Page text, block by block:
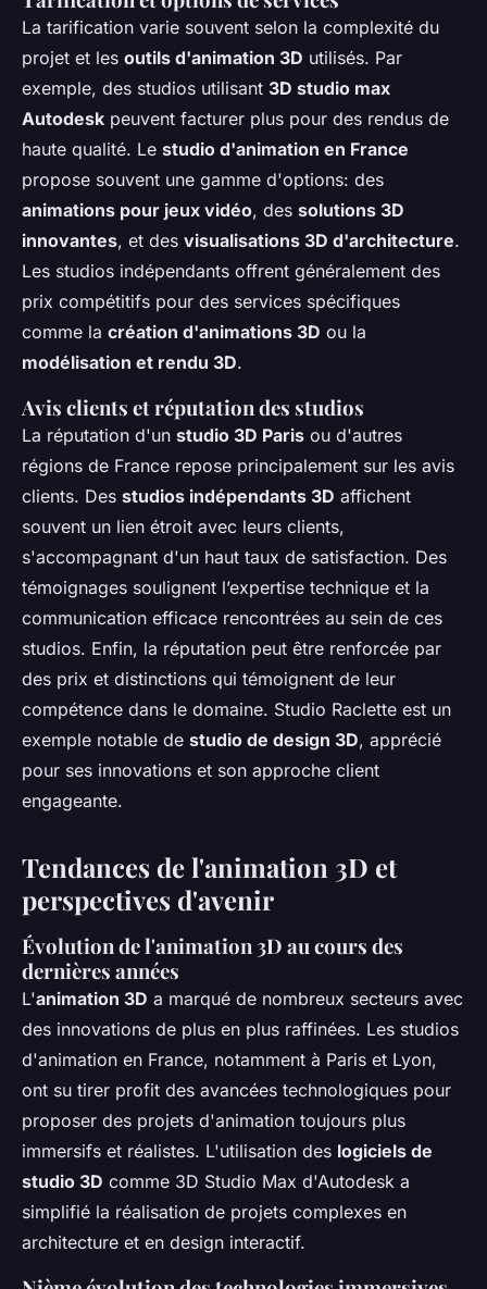
La tarification varie souvent selon la complexité du
projet et les outils d'animation 3D utilisés. Par
exemple, des studios utilisant 3D studio max
Autodesk peuvent facturer plus pour des rendus de
haute qualité. Le studio d'animation en France
propose souvent une gamme d'options: des
animations pour jeux vidéo, des solutions 3D
innovantes, et des visualisations 3D d'architecture.
Les studios indépendants offrent généralement des
prix compétitifs pour des services spécifiques
comme la création d'animations 3D ou la
modélisation et rendu 3D.
Avis clients et réputation des studios
La réputation d'un studio 3D Paris ou d'autres
régions de France repose principalement sur les avis
clients. Des studios indépendants 3D affichent
souvent un lien étroit avec leurs clients,
s'accompagnant d'un haut taux de satisfaction. Des
témoignages soulignent l’expertise technique et la
communication efficace rencontrées au sein de ces
studios. Enfin, la réputation peut être renforcée par
des prix et distinctions qui témoignent de leur
compétence dans le domaine. Studio Raclette est un
exemple notable de studio de design 3D, apprécié
pour ses innovations et son approche client
engageante.
Tendances de l'animation 3D et
perspectives d'avenir
Évolution de l'animation 3D au cours des
dernières années
L'animation 3D a marqué de nombreux secteurs avec
des innovations de plus en plus raffinées. Les studios
d'animation en France, notamment à Paris et Lyon,
ont su tirer profit des avancées technologiques pour
proposer des projets d'animation toujours plus
immersifs et réalistes. L'utilisation des logiciels de
studio 3D comme 3D Studio Max d'Autodesk a
simplifié la réalisation de projets complexes en
architecture et en design interactif.